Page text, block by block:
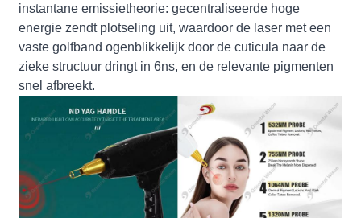
instantane emissietheorie: gecentraliseerde hoge
energie zendt plotseling uit, waardoor de laser met een
vaste golfband ogenblikkelijk door de cuticula naar de
zieke structuur dringt in 6ns, en de relevante pigmenten
snel afbreekt.